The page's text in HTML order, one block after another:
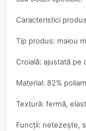
Caracteristici
Tip produs: maiou
Croială: ajustată
Material: 82%
Textură: fermă,
Funcții: netezește,